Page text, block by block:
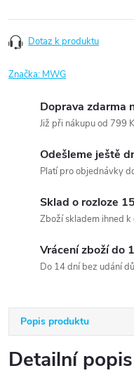
Dotaz k produktu
Značka: MWG
Doprava zdarma
Již při nákupu od 799
Odešleme ještě
Platí pro objednávky
Sklad o rozloze
Zboží skladem ihned k
Vrácení zboží do
Do 14 dní bez udání
Popis produktu
Detailní